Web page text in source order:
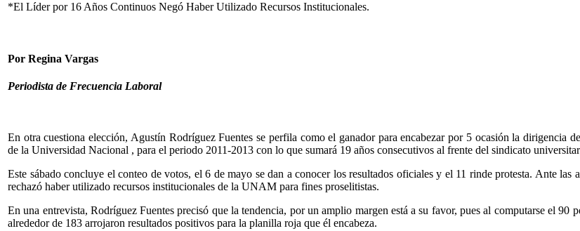
*El Líder por 16 Años Continuos Negó Haber Utilizado Recursos Institucionales.
Por Regina Vargas
Periodista de Frecuencia Laboral
En otra cuestiona elección, Agustín Rodríguez Fuentes se perfila como el ganador para encabezar por 5 ocasión la dirigencia
de la Universidad Nacional , para el periodo 2011-2013 con lo que sumará 19 años consecutivos al frente del sindicato
Este sábado concluye el conteo de votos, el 6 de mayo se dan a conocer los resultados oficiales y el 11 rinde protesta. Ante las
rechazó haber utilizado recursos institucionales de la UNAM para fines proselitistas.
En una entrevista, Rodríguez Fuentes precisó que la tendencia, por un amplio margen está a su favor, pues al computarse el 90
alrededor de 183 arrojaron resultados positivos para la planilla roja que él encabeza.